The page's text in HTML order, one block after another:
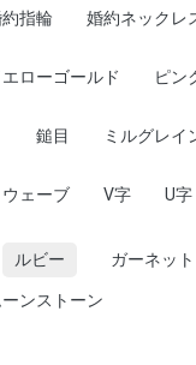
指輪 婚約ネックレ
エローゴールド ピン
鎚目 ミルグレイ
ウェーブ V字 U字
ルビー ガーネット
ーンストーン